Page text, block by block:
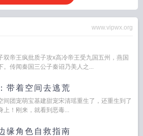
www.vipwx.org
双帝王疯批质子攻x高冷帝王受九国五州，燕国
。传闻秦国三公子秦诏乃美人之...
带着空间去逃荒
间团宠萌宝基建甜宠宋清瑶重生了，还重生到了
上！刚来，就看到恶毒...
缘角色自救指南